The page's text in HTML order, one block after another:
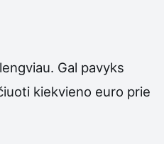
Gal pavyks
kiekvieno euro prie